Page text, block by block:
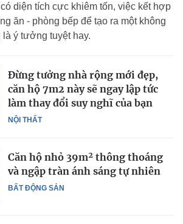
diện tích cực khiêm tốn, việc kết hợp
ăn - phòng bếp để tạo ra một không
ý tưởng tuyệt hay.
NỘI THẤT
Đừng tưởng nhà rộng mới đẹp,
căn hộ 7m2 này sẽ ngay lập tức
làm thay đổi suy nghĩ của bạn
BẤT ĐỘNG SẢN
Căn hộ nhỏ 39m² thông thoáng
và ngập tràn ánh sáng tự nhiên